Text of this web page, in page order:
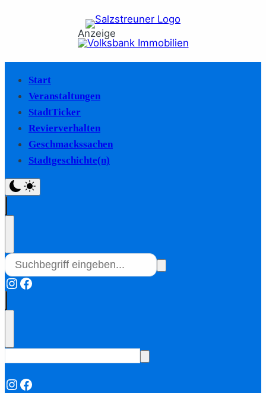
Anzeige
Start
Veranstaltungen
StadtTicker
Revierverhalten
Geschmackssachen
Stadtgeschichte(n)
Instagram
Facebook
Instagram
Facebook